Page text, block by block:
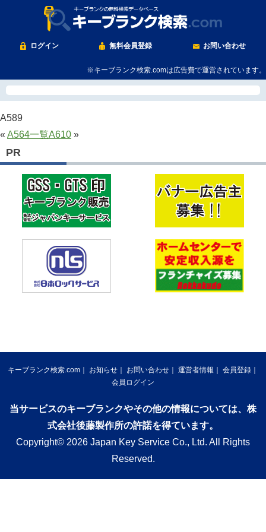
ログイン 無料会員登録 お問い合わせ
※キーブランク検索.comは広告費で運営されています。
A589
« A564一覧A610 »
PR
キーブランク検索.com お知らせ お問い合わせ 運営者情報
会員登録
会員ログイン
当サービスのキーブランクやその他の情報については、株
式会社後藤製作所の許諾を得ています。
Copyright© 2026 Japan Key Service Co., Ltd. All Rights
Reserved.